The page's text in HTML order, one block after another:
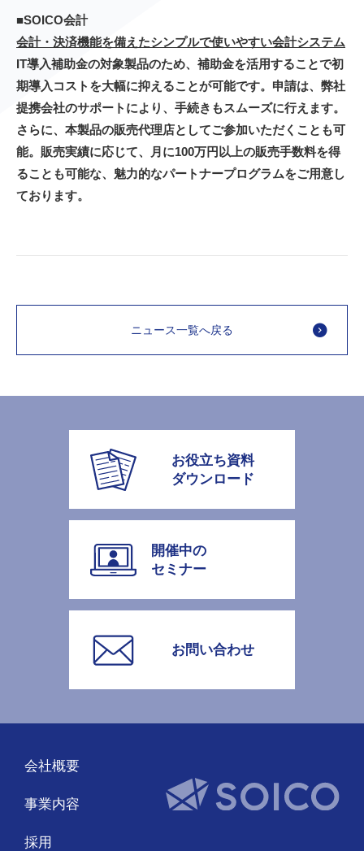
■SOICO会計
会計・決済機能を備えたシンプルで使いやすい会計システム
IT導入補助金の対象製品のため、補助金を活用することで初
期導入コストを大幅に抑えることが可能です。申請は、弊社
提携会社のサポートにより、手続きもスムーズに行えます。
さらに、本製品の販売代理店としてご参加いただくことも可
能。販売実績に応じて、月に100万円以上の販売手数料を得
ることも可能な、魅力的なパートナープログラムをご用意し
ております。
ニュース一覧へ戻る
お役立ち資料
ダウンロード
開催中の
セミナー
お問い合わせ
会社概要
事業内容
採用